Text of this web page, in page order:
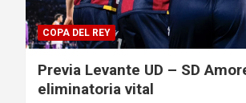
COPA DEL REY
Previa Levante UD – SD
eliminatoria vital